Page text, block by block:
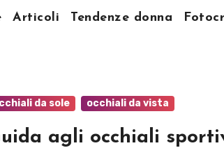
Articoli Tendenze donna
da sole occhiali da vista
agli occhiali